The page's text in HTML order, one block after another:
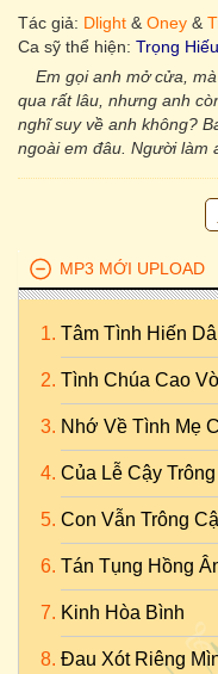
Tác giả: Dlight & Oney &
Ca sỹ thể hiện: Trọng Hiếu
Em gọi anh mở cửa,
qua rất lâu, nhưng anh
nghĩ suy về anh không?
ngoài em đâu. Người làm
MP3 MỚI UPLOAD
Tâm Tình Hiến
Tình Chúa Cao
Nhớ Về Tình Mẹ
Của Lễ Cậy Trông
Con Vẫn Trông
Tán Tụng Hồng
Kinh Hòa Bình
Đau Xót Riêng